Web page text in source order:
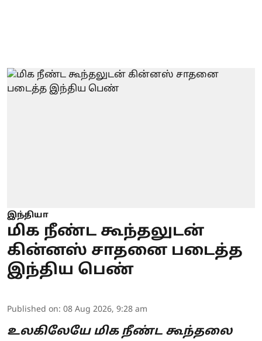
இந்தியா
மிக நீண்ட கூந்தலுடன்
கின்னஸ் சாதனை படைத்த
இந்திய பெண்
Published on: 08 Aug 2026, 9:28 am
உலகிலேயே மிக நீண்ட கூந்தலை